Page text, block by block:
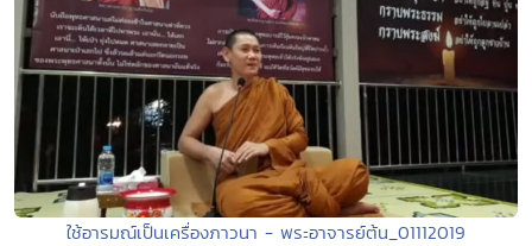
ใช้อารมณ์เป็นเครื่องภาวนา - พระอาจารย์ต้น_01112019